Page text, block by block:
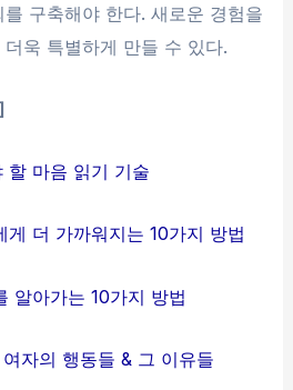
구축해야 한다. 새로운 경험을
욱 특별하게 만들 수 있다.
할 마음 읽기 기술
게 더 가까워지는 10가지 방법
알아가는 10가지 방법
자의 행동들 & 그 이유들